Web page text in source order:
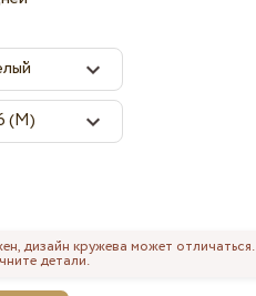
дизайн кружева может отличаться.
детали.